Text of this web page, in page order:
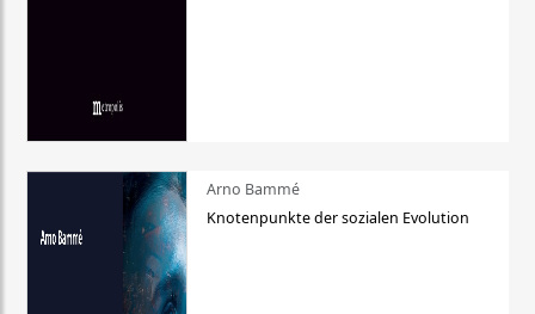
Arno Bammé
Knotenpunkte der sozialen Evolution